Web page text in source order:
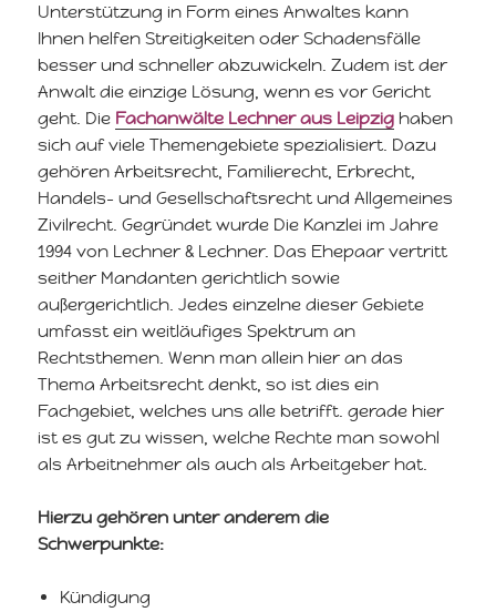
Unterstützung in Form eines Anwaltes kann
Ihnen helfen Streitigkeiten oder Schadensfälle
besser und schneller abzuwickeln. Zudem ist der
Anwalt die einzige Lösung, wenn es vor Gericht
geht. Die Fachanwälte Lechner aus Leipzig haben
sich auf viele Themengebiete spezialisiert. Dazu
gehören Arbeitsrecht, Familierecht, Erbrecht,
Handels- und Gesellschaftsrecht und Allgemeines
Zivilrecht. Gegründet wurde Die Kanzlei im Jahre
1994 von Lechner & Lechner. Das Ehepaar vertritt
seither Mandanten gerichtlich sowie
außergerichtlich. Jedes einzelne dieser Gebiete
umfasst ein weitläufiges Spektrum an
Rechtsthemen. Wenn man allein hier an das
Thema Arbeitsrecht denkt, so ist dies ein
Fachgebiet, welches uns alle betrifft. gerade hier
ist es gut zu wissen, welche Rechte man sowohl
als Arbeitnehmer als auch als Arbeitgeber hat.
Hierzu gehören unter anderem die
Schwerpunkte:
Kündigung